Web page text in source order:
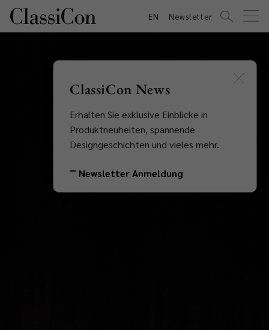
EN Newsletter
ClassiCon News
Erhalten Sie exklusive Einblicke in
Produktneuheiten, spannende
Designgeschichten und vieles mehr.
Newsletter Anmeldung